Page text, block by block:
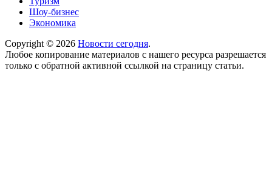
Шоу-бизнес
Экономика
Copyright © 2026 Новости сегодня.
Любое копирование материалов с нашего ресурса разрешается
только с обратной активной ссылкой на страницу статьи.